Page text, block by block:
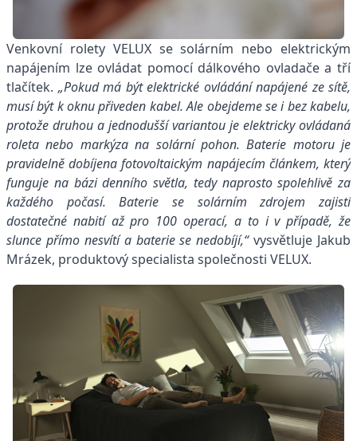
Venkovní rolety VELUX se solárním nebo elektrickým
napájením lze ovládat pomocí dálkového ovladače a tří
tlačítek. „Pokud má být elektrické ovládání napájené ze sítě,
musí být k oknu přiveden kabel. Ale obejdeme se i bez kabelu,
protože druhou a jednodušší variantou je elektricky ovládaná
roleta nebo markýza na solární pohon. Baterie motoru je
pravidelně dobíjena fotovoltaickým napájecím článkem, který
funguje na bázi denního světla, tedy naprosto spolehlivě za
každého počasí.Baterie se solárním zdrojem zajistí
dostatečné nabití až pro 100 operací, a to i v případě, že
slunce přímo nesvítí a baterie se nedobíjí,“vysvětluje Jakub
Mrázek, produktový specialista společnosti VELUX.